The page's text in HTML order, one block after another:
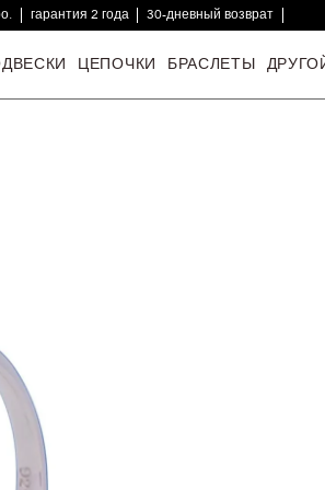
гарантия 2 года
30-дневный возврат
ЦЕПОЧКИ БРАСЛЕТЫ